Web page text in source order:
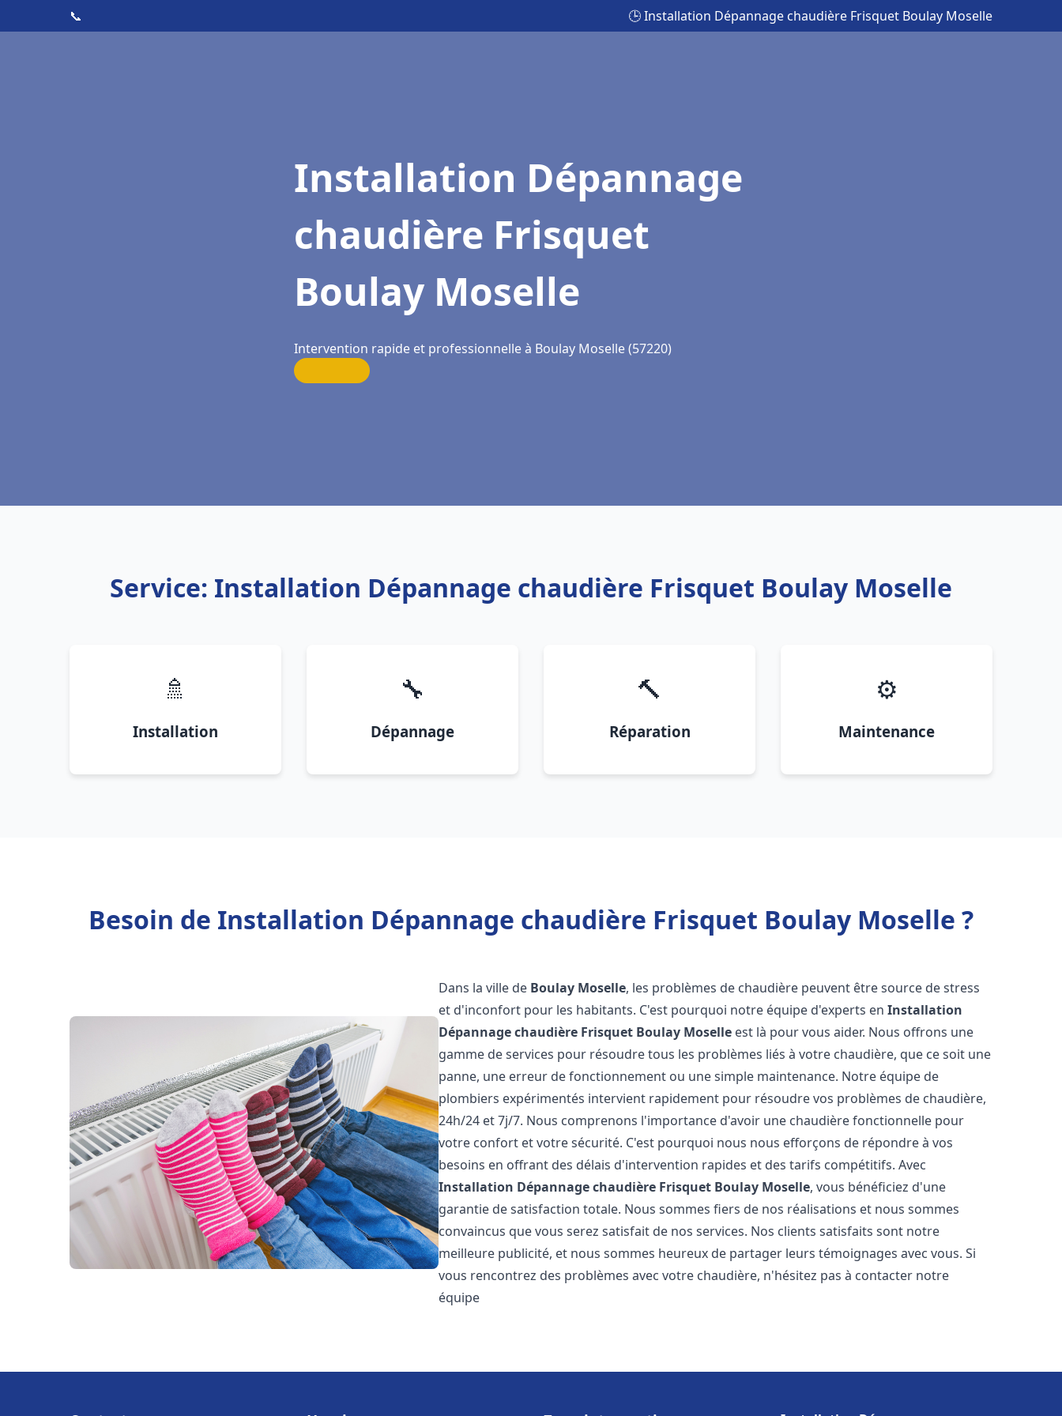
📞 🕒 Installation Dépannage chaudière Frisquet Boulay Moselle
Installation Dépannage
chaudière Frisquet
Boulay Moselle
Intervention rapide et professionnelle à Boulay Moselle (57220)
Service: Installation Dépannage chaudière Frisquet Boulay Moselle
🚿
Installation
🔧
Dépannage
🔨
Réparation
⚙️
Maintenance
Besoin de Installation Dépannage chaudière Frisquet Boulay Moselle ?
Dans la ville de Boulay Moselle, les problèmes de chaudière peuvent être source de stress
et d'inconfort pour les habitants. C'est pourquoi notre équipe d'experts enInstallation
Dépannage chaudière Frisquet Boulay Moselle est là pour vous aider. Nous offrons une
gamme de services pour résoudre tous les problèmes liés à votre chaudière, que ce soit une
panne, une erreur de fonctionnement ou une simple maintenance. Notre équipe de
plombiers expérimentés intervient rapidement pour résoudre vos problèmes de chaudière,
24h/24 et 7j/7. Nous comprenons l'importance d'avoir une chaudière fonctionnelle pour
votre confort et votre sécurité. C'est pourquoi nous nous efforçons de répondre à vos
besoins en offrant des délais d'intervention rapides et des tarifs compétitifs. Avec
Installation Dépannage chaudière Frisquet Boulay Moselle, vous bénéficiez d'une
garantie de satisfaction totale. Nous sommes fiers de nos réalisations et nous sommes
convaincus que vous serez satisfait de nos services. Nos clients satisfaits sont notre
meilleure publicité, et nous sommes heureux de partager leurs témoignages avec vous. Si
vous rencontrez des problèmes avec votre chaudière, n'hésitez pas à contacter notre
équipe